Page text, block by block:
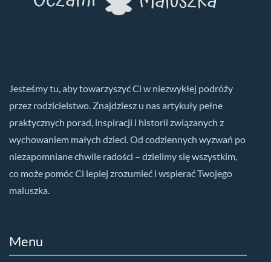
Jesteśmy tu, aby towarzyszyć Ci w niezwykłej podróży
przez rodzicielstwo. Znajdziesz u nas artykuły pełne
praktycznych porad, inspiracji i historii związanych z
wychowaniem małych dzieci. Od codziennych wyzwań po
niezapomniane chwile radości – dzielimy się wszystkim,
co może pomóc Ci lepiej zrozumieć i wspierać Twojego
maluszka.
Menu